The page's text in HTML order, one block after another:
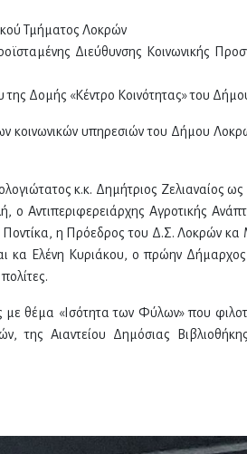
Τμήματος Λοκρών
Διεύθυνσης Κοινωνικής
Δομής «Κέντρο Κοινότητας» του
κοινωνικών υπηρεσιών του Δήμου
κ.κ. Δημήτριος Ζελιαναίος
Αντιπεριφερειάρχης Αγροτικής
η Πρόεδρος του Δ.Σ. Λοκρών κα
κα Ελένη Κυριάκου, ο πρώην
θέμα «Ισότητα των Φύλων» που
της Αιαντείου Δημόσιας